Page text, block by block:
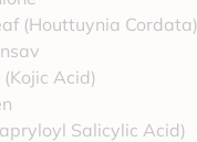
(Houttuynia Cordata)
Acid)
Salicylic Acid)